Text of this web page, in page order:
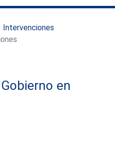
Intervenciones
en